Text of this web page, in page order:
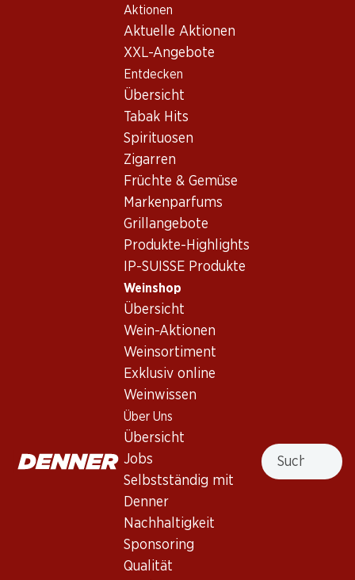
Aktionen
Aktuelle Aktionen
XXL-Angebote
Entdecken
Übersicht
Tabak Hits
Spirituosen
Zigarren
Früchte & Gemüse
Markenparfums
Grillangebote
Produkte-Highlights
IP-SUISSE Produkte
Weinshop
Übersicht
Wein-Aktionen
Weinsortiment
Exklusiv online
Weinwissen
Über Uns
Übersicht
Jobs
Selbstständig mit
Denner
Nachhaltigkeit
Sponsoring
Qualität
Suche
Wein/Champagner
verschiedene Regionen
Rotwein_old Chile,
verschiedene Regionen
Concha y Toro Casillero del
Diablo Cabernet Sauvignon
29.70
Los Pasos Carménère
2024
Flasche: 9.80
Terraced Viognier Reserva
Luis Felipe Edwards
Terraced Carmenère Gran